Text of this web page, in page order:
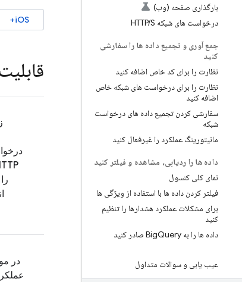
بارگذاری صفحه (وب)
درخواست های شبکه HTTP
/S
جمع آوری و تجمیع داده ها را سفارشی
کنید
نظارت را برای کد خاص اضافه کنید
نظارت را برای درخواست های شبکه خاص
اضافه کنید
سفارشی کردن تجمیع داده های درخواست
شبکه
مانیتورینگ عملکرد را غیرفعال کنید
داده ها را ردیابی، مشاهده و فیلتر کنید
نمای کلی کنسول
فیلتر کردن داده ها با استفاده از ویژگی ها
برای مشکلات عملکرد هشدارها را تنظیم
کنید
داده ها را به Big Query صادر کنید
عیب یابی و سوالات متداول
iOS+
در